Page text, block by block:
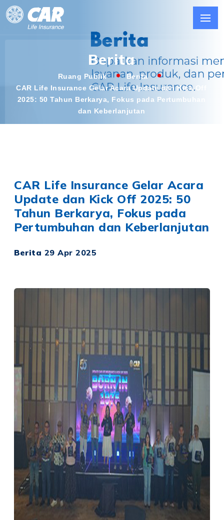
Berita
Ruang Publik
Berita
CAR Life Insurance Gelar Acara Update dan Kick Off
2025: 50 Tahun Berkarya, Fokus pada Pertumbuhan
dan Keberlanjutan
CAR Life Insurance Gelar Acara
Update dan Kick Off 2025: 50
Tahun Berkarya, Fokus pada
Pertumbuhan dan Keberlanjutan
Berita 29 Apr 2025